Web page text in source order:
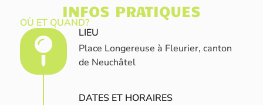
INFOS PRATIQUES
OÙ ET QUAND?
LIEU
Place Longereuse à Fleurier, canton
de Neuchâtel
DATES ET HORAIRES